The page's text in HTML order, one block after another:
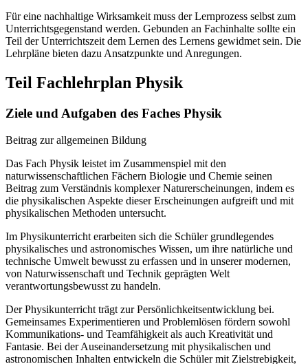
Für eine nachhaltige Wirksamkeit muss der Lernprozess selbst zum
Unterrichtsgegenstand werden. Gebunden an Fachinhalte sollte ein
Teil der Unterrichtszeit dem Lernen des Lernens gewidmet sein. Die
Lehrpläne bieten dazu Ansatzpunkte und Anregungen.
Teil Fachlehrplan Physik
Ziele und Aufgaben des Faches Physik
Beitrag zur allgemeinen Bildung
Das Fach Physik leistet im Zusammenspiel mit den
naturwissenschaftlichen Fächern Biologie und Chemie seinen
Beitrag zum Verständnis komplexer Naturerscheinungen, indem es
die physikalischen Aspekte dieser Erscheinungen aufgreift und mit
physikalischen Methoden untersucht.
Im Physikunterricht erarbeiten sich die Schüler grundlegendes
physikalisches und astronomisches Wissen, um ihre natürliche und
technische Umwelt bewusst zu erfassen und in unserer modernen,
von Naturwissenschaft und Technik geprägten Welt
verantwortungsbewusst zu handeln.
Der Physikunterricht trägt zur Persönlichkeitsentwicklung bei.
Gemeinsames Experimentieren und Problemlösen fördern sowohl
Kommunikations- und Teamfähigkeit als auch Kreativität und
Fantasie. Bei der Auseinandersetzung mit physikalischen und
astronomischen Inhalten entwickeln die Schüler mit Zielstrebigkeit,